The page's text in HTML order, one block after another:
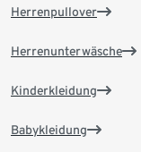
Herrenpullover
Herrenunterwäsche
Kinderkleidung
Babykleidung